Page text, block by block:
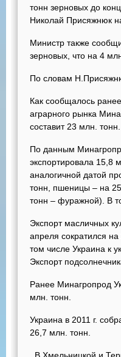
тонн зерновых до
Николай Присяжнюк
Министр также
зерновых, что на 4
По словам
Как сообщалось
аграрного рынка
составит 23 млн. тонн.
По данным
экспортировала 15,8
аналогичной датой
тонн, пшеницы – на
тонн – фуражной). В
Экспорт масличных
апреля сократился
том числе Украина к
Экспорт
Ранее Минагропрод
млн. тонн.
Украина в 2011 г.
26,7 млн. тонн.